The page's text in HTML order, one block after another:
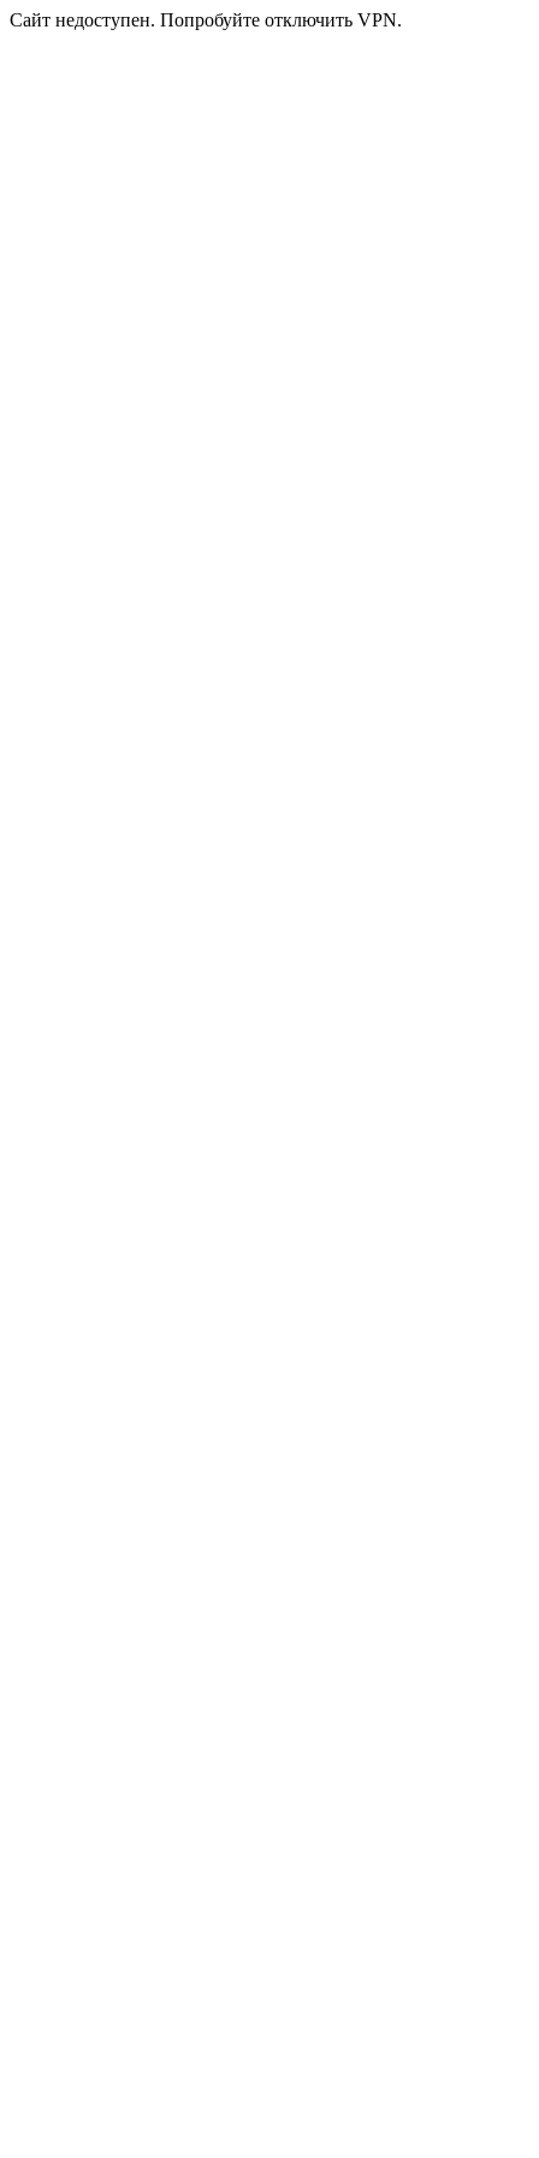
Сайт недоступен. Попробуйте отключить VPN.